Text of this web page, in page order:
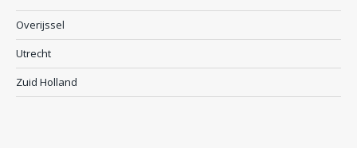
Overijssel
Utrecht
Zuid Holland